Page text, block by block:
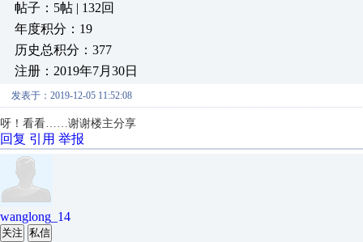
帖子：5帖 | 132回
年度积分：19
历史总积分：377
注册：2019年7月30日
发表于：2019-12-05 11:52:08
呀！看看……谢谢楼主分享
回复 引用 举报
wanglong_14
关注 私信